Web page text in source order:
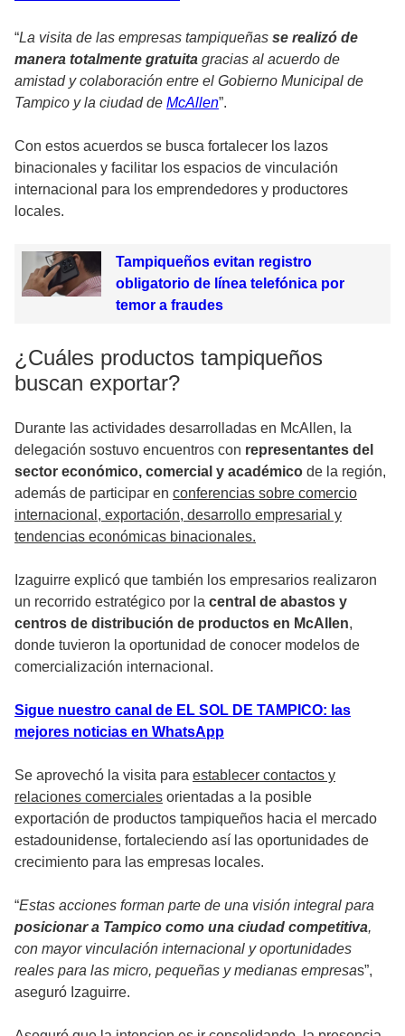
“La visita de las empresas tampiqueñas se realizó de
manera totalmente gratuita gracias al acuerdo de
amistad y colaboración entre el Gobierno Municipal de
Tampico y la ciudad de McAllen”.
Con estos acuerdos se busca fortalecer los lazos
binacionales y facilitar los espacios de vinculación
internacional para los emprendedores y productores
locales.
Tampiqueños evitan registro
obligatorio de línea telefónica por
temor a fraudes
¿Cuáles productos tampiqueños
buscan exportar?
Durante las actividades desarrolladas en McAllen, la
delegación sostuvo encuentros con representantes del
sector económico, comercial y académico de la región,
además de participar en conferencias sobre comercio
internacional, exportación, desarrollo empresarial y
tendencias económicas binacionales.
Izaguirre explicó que también los empresarios realizaron
un recorrido estratégico por la central de abastos y
centros de distribución de productos en McAllen,
donde tuvieron la oportunidad de conocer modelos de
comercialización internacional.
Sigue nuestro canal de EL SOL DE TAMPICO: las
mejores noticias en WhatsApp
Se aprovechó la visita para establecer contactos y
relaciones comerciales orientadas a la posible
exportación de productos tampiqueños hacia el mercado
estadounidense, fortaleciendo así las oportunidades de
crecimiento para las empresas locales.
“Estas acciones forman parte de una visión integral para
posicionar a Tampico como una ciudad competitiva,
con mayor vinculación internacional y oportunidades
reales para las micro, pequeñas y medianas empresas”,
aseguró Izaguirre.